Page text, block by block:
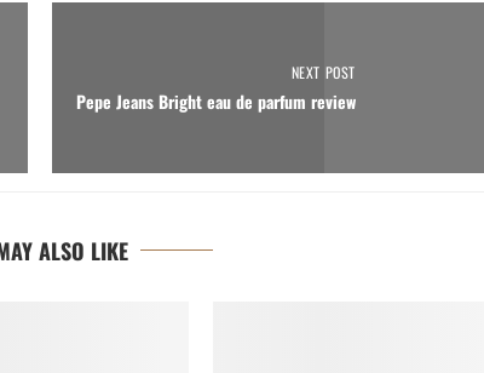
NEXT POST
Pepe Jeans Bright eau de parfum review
ALSO LIKE